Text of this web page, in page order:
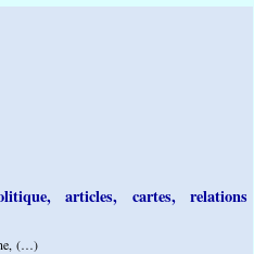
articles, cartes, relations
(…)